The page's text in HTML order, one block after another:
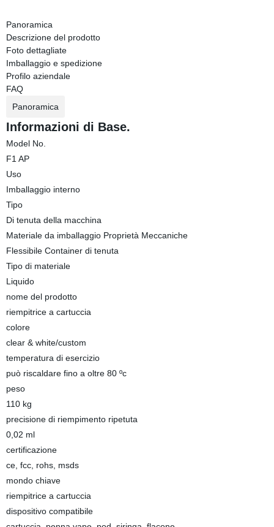
Panoramica
Descrizione del prodotto
Foto dettagliate
Imballaggio e spedizione
Profilo aziendale
FAQ
Panoramica
Informazioni di Base.
Model No.
F1 AP
Uso
Imballaggio interno
Tipo
Di tenuta della macchina
Materiale da imballaggio Proprietà Meccaniche
Flessibile Container di tenuta
Tipo di materiale
Liquido
nome del prodotto
riempitrice a cartuccia
colore
clear & white/custom
temperatura di esercizio
può riscaldare fino a oltre 80 ºc
peso
110 kg
precisione di riempimento ripetuta
0,02 ml
certificazione
ce, fcc, rohs, msds
mondo chiave
riempitrice a cartuccia
dispositivo compatibile